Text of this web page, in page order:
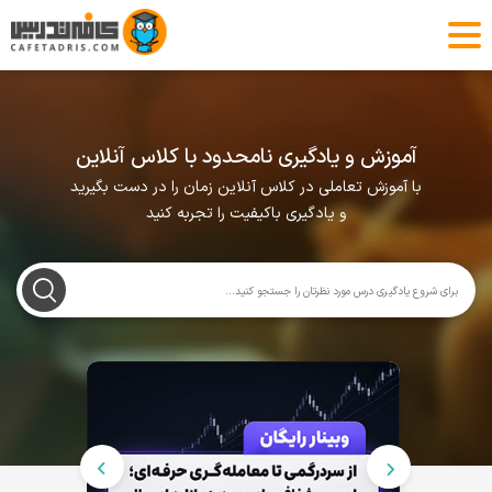
آموزش و یادگیری نامحدود با کلاس آنلاین
با آموزش تعاملی در کلاس آنلاین زمان را در دست بگیرید
و یادگیری باکیفیت را تجربه کنید